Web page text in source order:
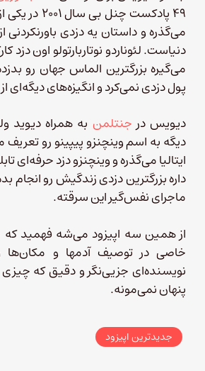
۴۹ پادکست
می‌گذره و داستان یه دزدی باورنکردنی
دنیاست. لئوناردو نوتاربارتولو اون
می‌گیره بزرگترین الماس جهان رو
پول دزدی نمی‌کرد و انگیزه‌های دیگه‌ای
دیویس در جنتلمن به همراه دیوید
دیگه به اسم وینچنزو پیپینو رو تعریف
ایتالیا می‌گذره و وینچنزو دزد حرفه‌ای
ماجرای نفس‌‌گیر این سرقته.
از همین سه اپیزود می‌شه فهمید که
خاصی در توصیف آدمها و مکان‌ها
نویسنده‌ای جزیی‌نگر و دقیق که چیزی
پنهان نمی‌مونه.
جدیدترین اپیزود